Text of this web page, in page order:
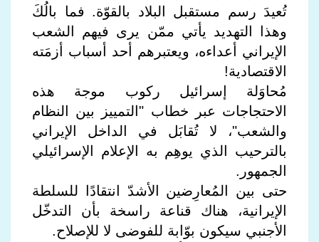
تُعيدَ رسم مستقبل البلاد بالقوّة. فما بالُكَ
وهذا التهديد يأتي ممّن يرى فيهم الشعب
الإيراني أعداءه، ويعتبرهم أحد أسباب أزمَته
الاقتصادية!
مُحاوَلة إسرائيل ركوب موجة هذه
الاحتجاجات عبر خطاب "التمييز بين النظام
والشعب"، لا تُقابَل في الداخل الإيراني
بالترحيب الذي يوهِم به الإعلام الإسرائيلي
الجمهور.
حتى بين المُعارِضين الأشدّ انتقادًا للسلطة
الإيرانية، هناك قناعة راسخة بأن التدخّل
الأجنبي سيكون بوّابة للفوضى لا للإصلاح.